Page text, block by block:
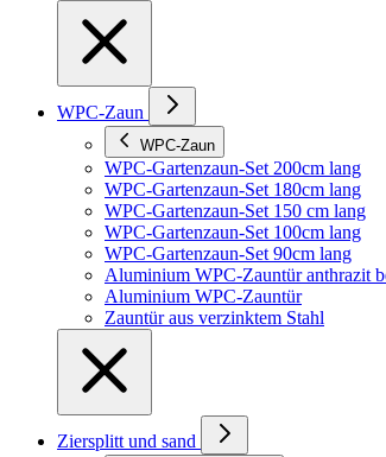
WPC-Zaun
WPC-Zaun
WPC-Gartenzaun-Set 200cm lang
WPC-Gartenzaun-Set 180cm lang
WPC-Gartenzaun-Set 150 cm lang
WPC-Gartenzaun-Set 100cm lang
WPC-Gartenzaun-Set 90cm lang
Aluminium WPC-Zauntür anthrazit
Aluminium WPC-Zauntür
Zauntür aus verzinktem Stahl
Ziersplitt und sand